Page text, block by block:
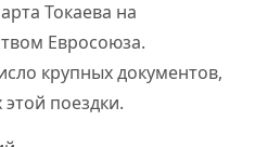
Токаева на
Евросоюза.
крупных документов,
поездки.